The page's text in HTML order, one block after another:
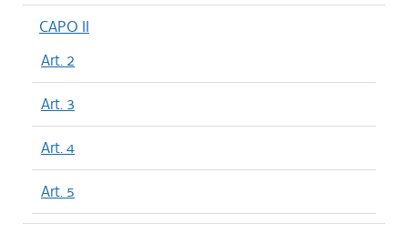
CAPO II
Art. 2
Art. 3
Art. 4
Art. 5